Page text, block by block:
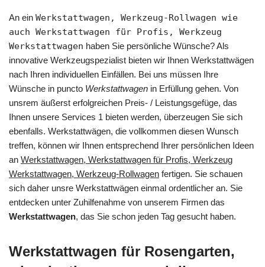
An ein Werkstattwagen, Werkzeug-Rollwagen wie
auch Werkstattwagen für Profis, Werkzeug
Werkstattwagen haben Sie persönliche Wünsche? Als
innovative Werkzeugspezialist bieten wir Ihnen Werkstattwägen
nach Ihren individuellen Einfällen. Bei uns müssen Ihre
Wünsche in puncto Werkstattwagen in Erfüllung gehen. Von
unsrem äußerst erfolgreichen Preis- / Leistungsgefüge, das
Ihnen unsere Services 1 bieten werden, überzeugen Sie sich
ebenfalls. Werkstattwägen, die vollkommen diesen Wunsch
treffen, können wir Ihnen entsprechend Ihrer persönlichen Ideen
an Werkstattwagen, Werkstattwagen für Profis, Werkzeug
Werkstattwagen, Werkzeug-Rollwagen fertigen. Sie schauen
sich daher unsre Werkstattwägen einmal ordentlicher an. Sie
entdecken unter Zuhilfenahme von unserem Firmen das
Werkstattwagen, das Sie schon jeden Tag gesucht haben.
Werkstattwagen für Rosengarten,